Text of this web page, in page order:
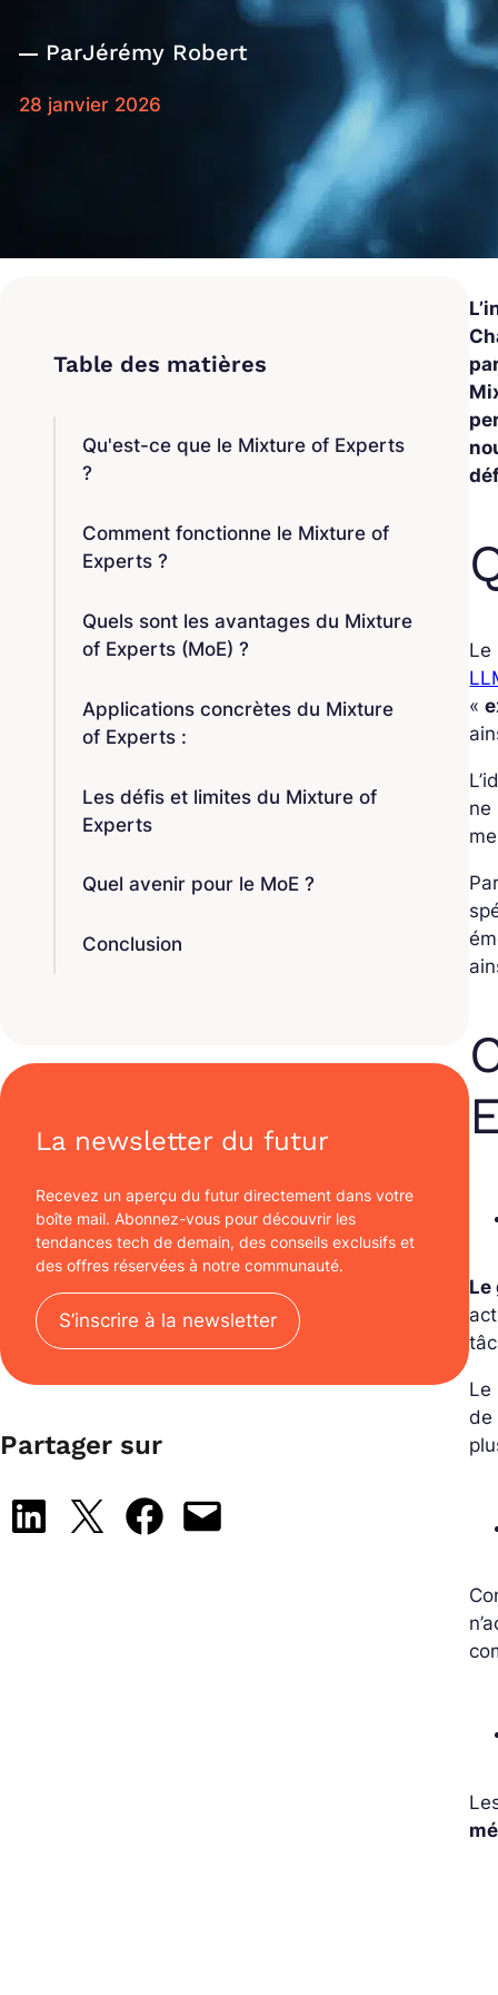
ParJérémy Robert
28 janvier 2026
Qu'est-ce que le Mixture of Experts
?
Comment fonctionne le Mixture of
Experts ?
Quels sont les avantages du Mixture
of Experts (MoE) ?
Applications concrètes du Mixture
of Experts :
Les défis et limites du Mixture of
Experts
Quel avenir pour le MoE ?
Conclusion
La newsletter du futur
Recevez un aperçu du futur directement dans votre
boîte mail. Abonnez-vous pour découvrir les
tendances tech de demain, des conseils exclusifs et
des offres réservées à notre communauté.
S’inscrire à la newsletter
Partager sur
Share on LinkedIn
Share on X Share on Facebook
Email this Page
Le
«
ne
Le
Le
de